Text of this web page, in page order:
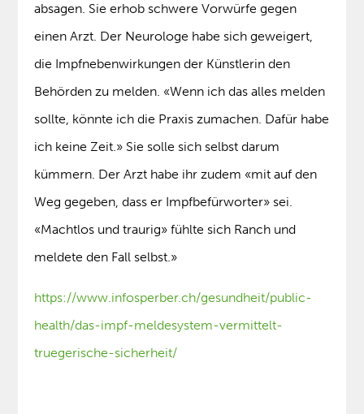
absagen. Sie erhob schwere Vorwürfe gegen
einen Arzt. Der Neurologe habe sich geweigert,
die Impfnebenwirkungen der Künstlerin den
Behörden zu melden. «Wenn ich das alles melden
sollte, könnte ich die Praxis zumachen. Dafür habe
ich keine Zeit.» Sie solle sich selbst darum
kümmern. Der Arzt habe ihr zudem «mit auf den
Weg gegeben, dass er Impfbefürworter» sei.
«Machtlos und traurig» fühlte sich Ranch und
meldete den Fall selbst.»
https://www.infosperber.ch/gesundheit/public-
health/das-impf-meldesystem-vermittelt-
truegerische-sicherheit/